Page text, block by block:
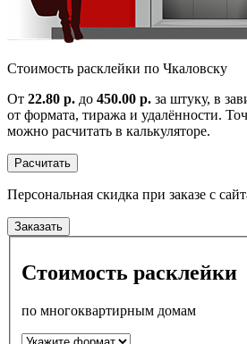
Cтоимость расклейки по Чкаловску
От 22.80 р. до 450.00 р. за штуку, в
от формата, тиража и удалённости.
можно расчитать в калькуляторе.
Расчитать
Персональная скидка при заказе с
Заказать
Стоимость расклейки
по многоквартирным домам